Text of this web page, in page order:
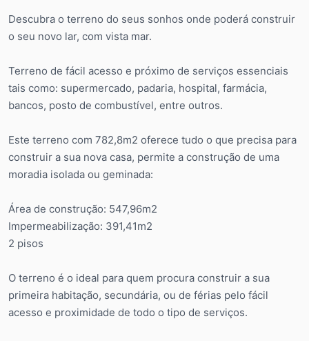
Descubra o terreno do seus sonhos onde poderá construir
o seu novo lar, com vista mar.
Terreno de fácil acesso e próximo de serviços essenciais
tais como: supermercado, padaria, hospital, farmácia,
bancos, posto de combustível, entre outros.
Este terreno com 782,8m2 oferece tudo o que precisa para
construir a sua nova casa, permite a construção de uma
moradia isolada ou geminada:
Área de construção: 547,96m2
Impermeabilização: 391,41m2
2 pisos
O terreno é o ideal para quem procura construir a sua
primeira habitação, secundária, ou de férias pelo fácil
acesso e proximidade de todo o tipo de serviços.